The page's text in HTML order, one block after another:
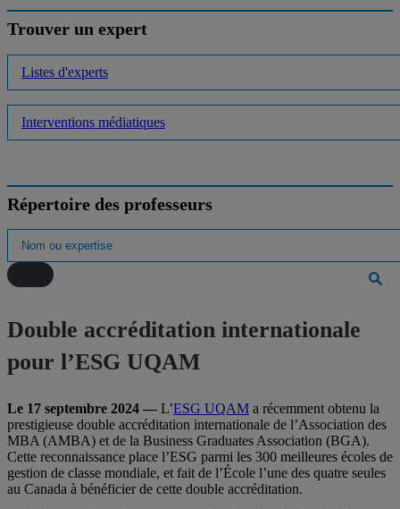
Trouver un expert
Listes d'experts
Interventions médiatiques
Répertoire des professeurs
Double accréditation internationale
pour l’ESG UQAM
Le 17 septembre 2024 — L’ESG UQAM a récemment obtenu la
prestigieuse double accréditation internationale de l’Association des
MBA (AMBA) et de la Business Graduates Association (BGA).
Cette reconnaissance place l’ESG parmi les 300 meilleures écoles de
gestion de classe mondiale, et fait de l’École l’une des quatre seules
au Canada à bénéficier de cette double accréditation.